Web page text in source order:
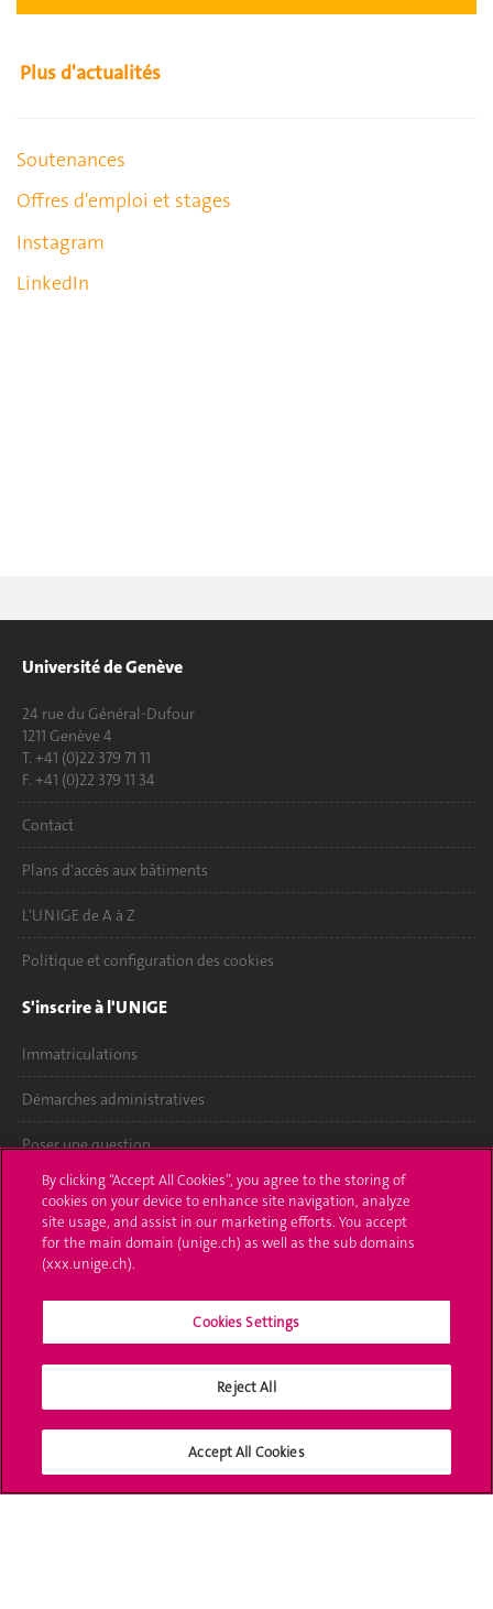
Plus d'actualités
Soutenances
Offres d'emploi et stages
Instagram
LinkedIn
Université de Genève
24 rue du Général-Dufour
1211 Genève 4
T. +41 (0)22 379 71 11
F. +41 (0)22 379 11 34
Contact
Plans d'accès aux bâtiments
L'UNIGE de A à Z
Politique et configuration des cookies
S'inscrire à l'UNIGE
Immatriculations
Démarches administratives
Poser une question
L'UNIGE vous informe
UNIGE Mobile
Bibliothèque
Médias sociaux UNIGE
By clicking “Accept All Cookies”, you agree to the storing of
cookies on your device to enhance site navigation, analyze
site usage, and assist in our marketing efforts. You accept
for the main domain (unige.ch) as well as the sub domains
(xxx.unige.ch).
Cookies Settings
Reject All
Accept All Cookies